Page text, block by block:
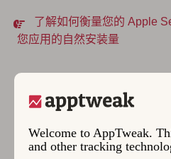
Welcome to AppTweak.
and other tracking
了解如何衡量您的 Apple
您应用的自然安装量
Apple Search
的挑战与限制
Apple Search Ads 广告位遵